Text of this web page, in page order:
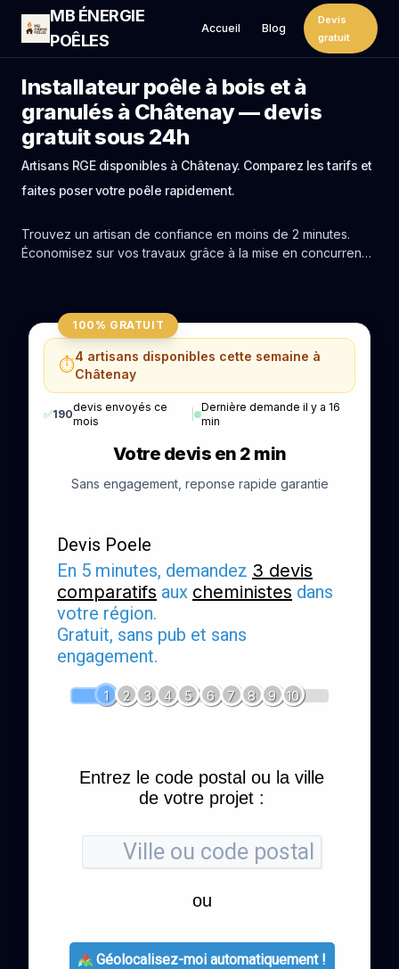
MB ÉNERGIE
POÊLES
Accueil Blog
Devis
gratuit
Installateur poêle à bois et à
granulés à Châtenay — devis
gratuit sous 24h
Artisans RGE disponibles à Châtenay. Comparez les tarifs et
faites poser votre poêle rapidement.
Trouvez un artisan de confiance en moins de 2 minutes.
Économisez sur vos travaux grâce à la mise en concurrence
100% GRATUIT
⏱️4 artisans disponibles cette semaine à
Châtenay
✅190
devis envoyés ce
mois
Dernière demande il y a 16
min
Votre devis en 2 min
Sans engagement, reponse rapide garantie
Devis Poele
En 5 minutes, demandez 3 devis
comparatifs aux cheministes dans
votre région.
Gratuit, sans pub et sans
engagement.
1 2 3 4 5 6 7 8 9 10
Entrez le code postal ou la ville
de votre projet :
ou
Géolocalisez-moi automatiquement !